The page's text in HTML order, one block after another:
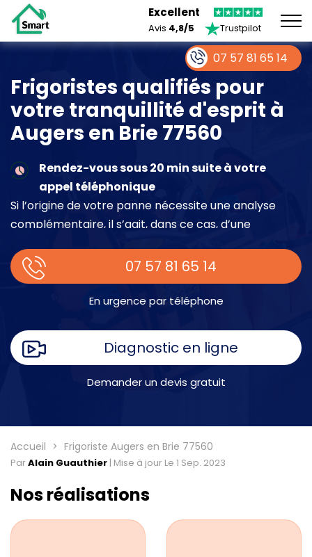
Excellent
Avis 4,8/5 Trustpilot
Frigoristes qualifiés pour
votre tranquillité d'esprit à
Augers en Brie 77560
Rendez-vous sous 20 min suite à votre
appel téléphonique
Si l’origine de votre panne nécessite une analyse
complémentaire, il s’agit, dans ce cas, d’une
place.
07 57 81 65 14
En urgence par téléphone
Diagnostic en ligne
Demander un devis gratuit
Accueil Frigoriste Augers en Brie 77560
ParAlain Guauthier | Mise à jour Le 1 Sep. 2023
Nos réalisations
07 57 81 65 14